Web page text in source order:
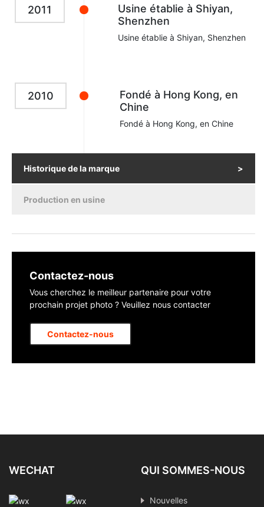
2011
Usine établie à Shiyan,
Shenzhen
Usine établie à Shiyan, Shenzhen
2010
Fondé à Hong Kong, en
Chine
Fondé à Hong Kong, en Chine
Historique de la marque
Production en usine
Contactez-nous
Vous cherchez le meilleur partenaire pour votre
prochain projet photo ? Veuillez nous contacter
Contactez-nous
WECHAT QUI SOMMES-NOUS
Nouvelles